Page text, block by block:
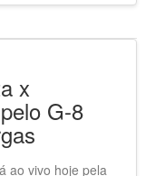
x
G-8
ao vivo hoje pela